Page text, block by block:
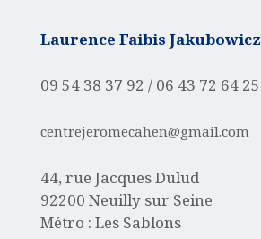
Laurence Faibis Jakubowicz
09 54 38 37 92 / 06 43 72 64 25
centrejeromecahen@gmail.com
44, rue Jacques Dulud
92200 Neuilly sur Seine
Métro : Les Sablons